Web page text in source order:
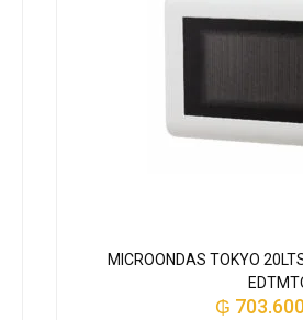
MICROONDAS TOKYO
₲